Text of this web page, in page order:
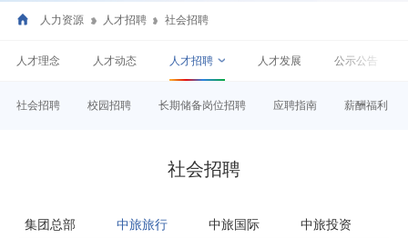
人力资源 人才招聘 社会招聘
人才理念 人才动态 人才招聘 人才发展 公示公告
社会招聘 校园招聘 长期储备岗位招聘 应聘指南 薪酬福利
社会招聘
集团总部 中旅旅行 中旅国际 中旅投资